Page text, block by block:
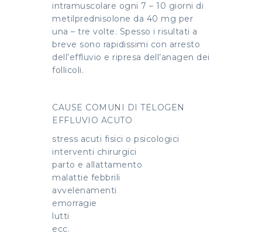
intramuscolare ogni 7 – 10 giorni di
metilprednisolone da 40 mg per
una – tre volte. Spesso i risultati a
breve sono rapidissimi con arresto
dell’effluvio e ripresa dell’anagen dei
follicoli.
CAUSE COMUNI DI TELOGEN
EFFLUVIO ACUTO
stress acuti fisici o psicologici
interventi chirurgici
parto e allattamento
malattie febbrili
avvelenamenti
emorragie
lutti
ecc.